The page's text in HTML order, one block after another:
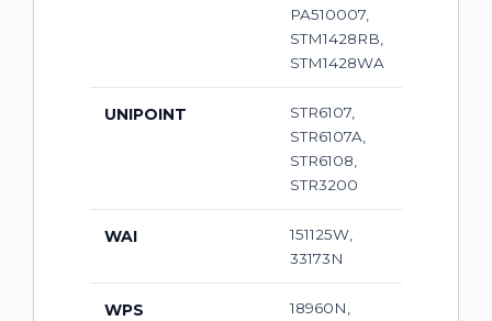
PA510007,
STM1428RB,
STM1428WA
UNIPOINT
STR6107,
STR6107A,
STR6108,
STR3200
WAI
151125W,
33173N
WPS
18960N,